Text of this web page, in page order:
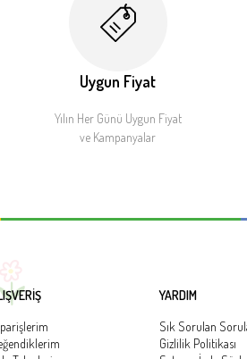
Uygun Fiyat
Yılın Her Günü Uygun Fiyat
ve Kampanyalar
YARDIM
Sık Sorulan
Gizlilik Politikası